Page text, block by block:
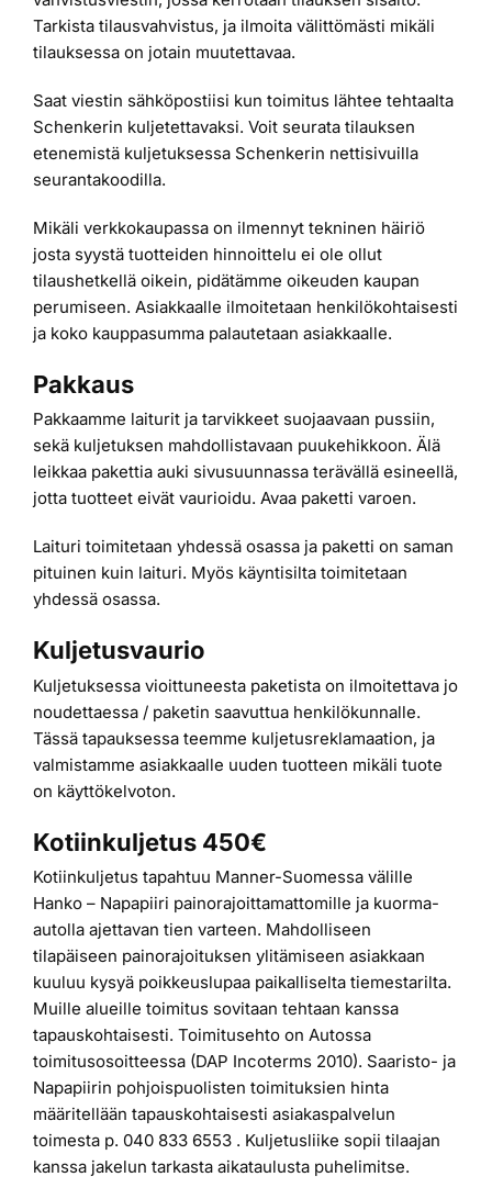
Tarkista tilausvahvistus, ja ilmoita välittömästi mikäli
tilauksessa on jotain muutettavaa.
Saat viestin sähköpostiisi kun toimitus lähtee tehtaalta
Schenkerin kuljetettavaksi. Voit seurata tilauksen
etenemistä kuljetuksessa Schenkerin nettisivuilla
seurantakoodilla.
Mikäli verkkokaupassa on ilmennyt tekninen häiriö
josta syystä tuotteiden hinnoittelu ei ole ollut
tilaushetkellä oikein, pidätämme oikeuden kaupan
perumiseen. Asiakkaalle ilmoitetaan henkilökohtaisesti
ja koko kauppasumma palautetaan asiakkaalle.
Pakkaus
Pakkaamme laiturit ja tarvikkeet suojaavaan pussiin,
sekä kuljetuksen mahdollistavaan puukehikkoon. Älä
leikkaa pakettia auki sivusuunnassa terävällä esineellä,
jotta tuotteet eivät vaurioidu. Avaa paketti varoen.
Laituri toimitetaan yhdessä osassa ja paketti on saman
pituinen kuin laituri. Myös käyntisilta toimitetaan
yhdessä osassa.
Kuljetusvaurio
Kuljetuksessa vioittuneesta paketista on ilmoitettava jo
noudettaessa / paketin saavuttua henkilökunnalle.
Tässä tapauksessa teemme kuljetusreklamaation, ja
valmistamme asiakkaalle uuden tuotteen mikäli tuote
on käyttökelvoton.
Kotiinkuljetus 450€
Kotiinkuljetus tapahtuu Manner-Suomessa välille
Hanko – Napapiiri painorajoittamattomille ja kuorma-
autolla ajettavan tien varteen. Mahdolliseen
tilapäiseen painorajoituksen ylitämiseen asiakkaan
kuuluu kysyä poikkeuslupaa paikalliselta tiemestarilta.
Muille alueille toimitus sovitaan tehtaan kanssa
tapauskohtaisesti. Toimitusehto on Autossa
toimitusosoitteessa (DAP Incoterms 2010). Saaristo- ja
Napapiirin pohjoispuolisten toimituksien hinta
määritellään tapauskohtaisesti asiakaspalvelun
toimesta p. 040 833 6553 . Kuljetusliike sopii tilaajan
kanssa jakelun tarkasta aikataulusta puhelimitse.